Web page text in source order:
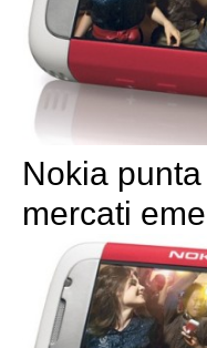
Nokia
mercati